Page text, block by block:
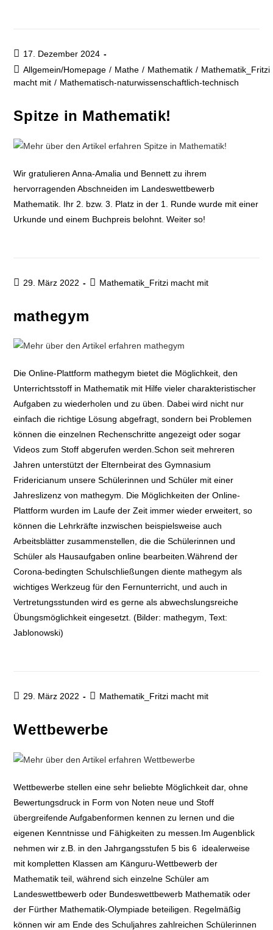
17. Dezember 2024
Allgemein/Homepage / Mathe / Mathematik / Mathematik_Fritzi
macht mit / Mathematisch-naturwissenschaftlich-technisch
Spitze in Mathematik!
Wir gratulieren Anna-Amalia und Bennett zu ihrem
hervorragenden Abschneiden im Landeswettbewerb
Mathematik. Ihr 2. bzw. 3. Platz in der 1. Runde wurde mit einer
Urkunde und einem Buchpreis belohnt. Weiter so!
29. März 2022 Mathematik_Fritzi macht mit
mathegym
Die Online-Plattform mathegym bietet die Möglichkeit, den
Unterrichtsstoff in Mathematik mit Hilfe vieler charakteristischer
Aufgaben zu wiederholen und zu üben. Dabei wird nicht nur
einfach die richtige Lösung abgefragt, sondern bei Problemen
können die einzelnen Rechenschritte angezeigt oder sogar
Videos zum Stoff abgerufen werden.Schon seit mehreren
Jahren unterstützt der Elternbeirat des Gymnasium
Fridericianum unsere Schülerinnen und Schüler mit einer
Jahreslizenz von mathegym. Die Möglichkeiten der Online-
Plattform wurden im Laufe der Zeit immer wieder erweitert, so
können die Lehrkräfte inzwischen beispielsweise auch
Arbeitsblätter zusammenstellen, die die Schülerinnen und
Schüler als Hausaufgaben online bearbeiten.Während der
Corona-bedingten Schulschließungen diente mathegym als
wichtiges Werkzeug für den Fernunterricht, und auch in
Vertretungsstunden wird es gerne als abwechslungsreiche
Übungsmöglichkeit eingesetzt. (Bilder: mathegym, Text:
Jablonowski)
29. März 2022 Mathematik_Fritzi macht mit
Wettbewerbe
Wettbewerbe stellen eine sehr beliebte Möglichkeit dar, ohne
Bewertungsdruck in Form von Noten neue und Stoff
übergreifende Aufgabenformen kennen zu lernen und die
eigenen Kenntnisse und Fähigkeiten zu messen.Im Augenblick
nehmen wir z.B. in den Jahrgangsstufen 5 bis 6 idealerweise
mit kompletten Klassen am Känguru-Wettbewerb der
Mathematik teil, während sich einzelne Schüler am
Landeswettbewerb oder Bundeswettbewerb Mathematik oder
der Fürther Mathematik-Olympiade beteiligen. Regelmäßig
können wir am Ende des Schuljahres zahlreichen Schülerinnen